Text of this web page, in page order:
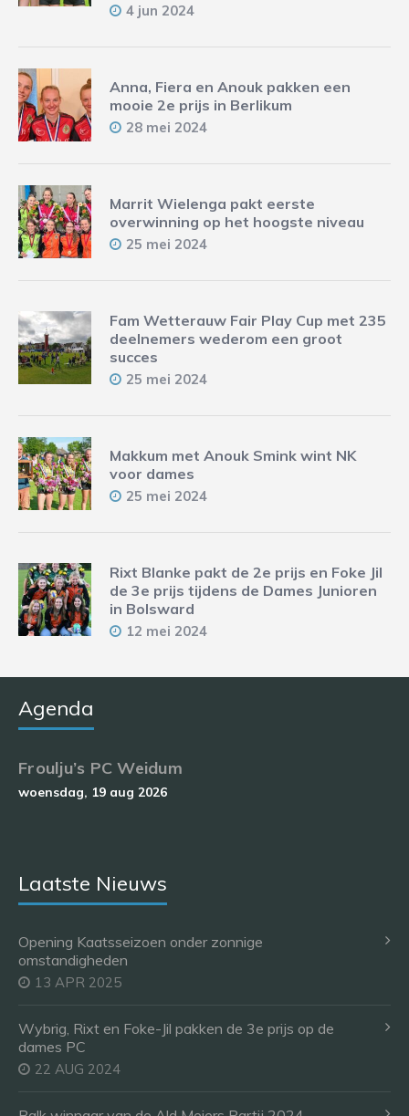
4 jun 2024
Anna, Fiera en Anouk pakken een
mooie 2e prijs in Berlikum
28 mei 2024
Marrit Wielenga pakt eerste
overwinning op het hoogste niveau
25 mei 2024
Fam Wetterauw Fair Play Cup met 235
deelnemers wederom een groot
succes
25 mei 2024
Makkum met Anouk Smink wint NK
voor dames
25 mei 2024
Rixt Blanke pakt de 2e prijs en Foke Jil
de 3e prijs tijdens de Dames Junioren
in Bolsward
12 mei 2024
Agenda
Froulju’s PC Weidum
woensdag, 19 aug 2026
Laatste Nieuws
Opening Kaatsseizoen onder zonnige
omstandigheden
13 APR 2025
Wybrig, Rixt en Foke-Jil pakken de 3e prijs op de
dames PC
22 AUG 2024